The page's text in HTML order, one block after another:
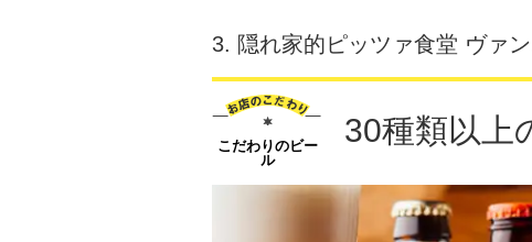
3. 隠れ家的ピッツァ食堂 ヴァ
こだわりのビー
ル
30種類以上